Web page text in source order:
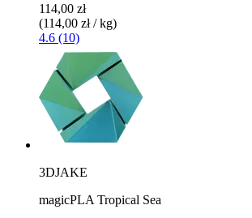
114,00 zł
(114,00 zł / kg)
4.6 (10)
3DJAKE
magicPLA Tropical Sea